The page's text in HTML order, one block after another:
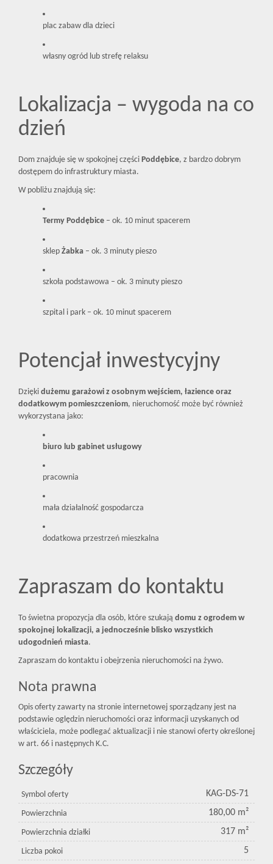
plac zabaw dla dzieci
własny ogród lub strefę relaksu
Lokalizacja – wygoda na co
dzień
Dom znajduje się w spokojnej części Poddębice, z bardzo dobrym
dostępem do infrastruktury miasta.
W pobliżu znajdują się:
Termy Poddębice – ok. 10 minut spacerem
sklep Żabka – ok. 3 minuty pieszo
szkoła podstawowa – ok. 3 minuty pieszo
szpital i park – ok. 10 minut spacerem
Potencjał inwestycyjny
Dzięki dużemu garażowi z osobnym wejściem, łazience oraz
dodatkowym pomieszczeniom, nieruchomość może być również
wykorzystana jako:
biuro lub gabinet usługowy
pracownia
mała działalność gospodarcza
dodatkowa przestrzeń mieszkalna
Zapraszam do kontaktu
To świetna propozycja dla osób, które szukają domu z ogrodem w
spokojnej lokalizacji, a jednocześnie blisko wszystkich
udogodnień miasta.
Zapraszam do kontaktu i obejrzenia nieruchomości na żywo.
Nota prawna
Opis oferty zawarty na stronie internetowej sporządzany jest na
podstawie oględzin nieruchomości oraz informacji uzyskanych od
właściciela, może podlegać aktualizacji i nie stanowi oferty określonej
w art. 66 i następnych K.C.
Szczegóły
Symbol oferty KAG-DS-71
Powierzchnia 180,00 m²
Powierzchnia działki 317 m²
Liczba pokoi 5